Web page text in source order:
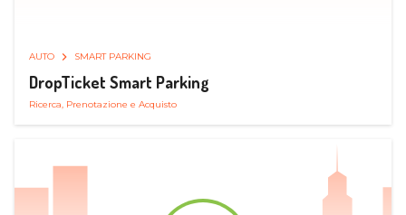
AUTO SMART PARKING
DropTicket Smart Parking
Ricerca, Prenotazione e Acquisto